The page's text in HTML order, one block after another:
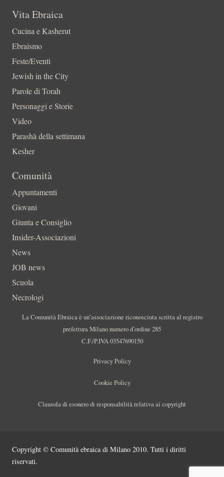
Vita Ebraica
Cucina e Kasherut
Ebraismo
Feste/Eventi
Jewish in the City
Parole di Torah
Personaggi e Storie
Video
Parashà della settimana
Kesher
Comunità
Appuntamenti
Giovani
Giunta e Consiglio
Insider-Associazioni
News
JOB news
Scuola
Necrologi
La Comunità Ebraica è un’associazione riconosciuta scritta al registro
prefettura Milano numero d’ordine 285
C.F./P.IVA 03547690150
Privacy Policy
Cookie Policy
Clausola di esonero di responsabilità relativa ai copyright
Copyright © Comunità ebraica di Milano 2010. Tutti i diritti
riservati.